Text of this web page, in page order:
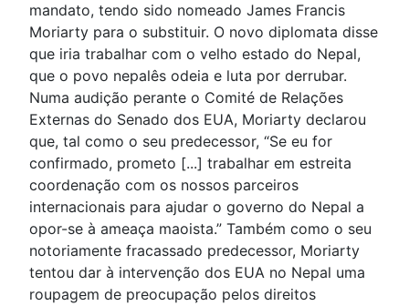
mandato, tendo sido nomeado James Francis
Moriarty para o substituir. O novo diplomata disse
que iria trabalhar com o velho estado do Nepal,
que o povo nepalês odeia e luta por derrubar.
Numa audição perante o Comité de Relações
Externas do Senado dos EUA, Moriarty declarou
que, tal como o seu predecessor, “Se eu for
confirmado, prometo [...] trabalhar em estreita
coordenação com os nossos parceiros
internacionais para ajudar o governo do Nepal a
opor-se à ameaça maoista.” Também como o seu
notoriamente fracassado predecessor, Moriarty
tentou dar à intervenção dos EUA no Nepal uma
roupagem de preocupação pelos direitos